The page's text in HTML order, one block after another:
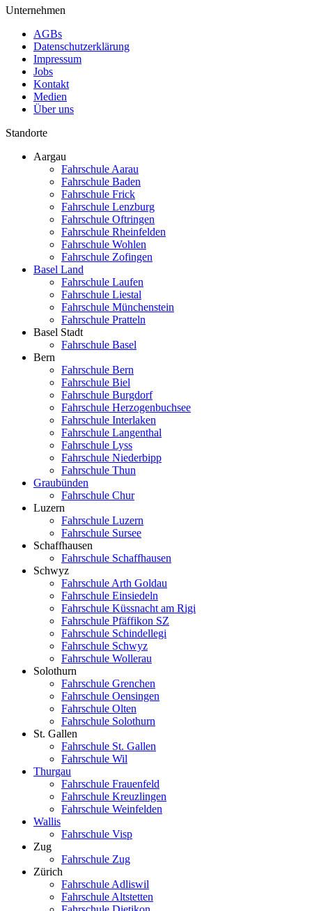
Unternehmen
AGBs
Datenschutzerklärung
Impressum
Jobs
Kontakt
Medien
Über uns
Standorte
Aargau
Fahrschule Aarau
Fahrschule Baden
Fahrschule Frick
Fahrschule Lenzburg
Fahrschule Oftringen
Fahrschule Rheinfelden
Fahrschule Wohlen
Fahrschule Zofingen
Basel Land
Fahrschule Laufen
Fahrschule Liestal
Fahrschule Münchenstein
Fahrschule Pratteln
Basel Stadt
Fahrschule Basel
Bern
Fahrschule Bern
Fahrschule Biel
Fahrschule Burgdorf
Fahrschule Herzogenbuchsee
Fahrschule Interlaken
Fahrschule Langenthal
Fahrschule Lyss
Fahrschule Niederbipp
Fahrschule Thun
Graubünden
Fahrschule Chur
Luzern
Fahrschule Luzern
Fahrschule Sursee
Schaffhausen
Fahrschule Schaffhausen
Schwyz
Fahrschule Arth Goldau
Fahrschule Einsiedeln
Fahrschule Küssnacht am Rigi
Fahrschule Pfäffikon SZ
Fahrschule Schindellegi
Fahrschule Schwyz
Fahrschule Wollerau
Solothurn
Fahrschule Grenchen
Fahrschule Oensingen
Fahrschule Olten
Fahrschule Solothurn
St. Gallen
Fahrschule St. Gallen
Fahrschule Wil
Thurgau
Fahrschule Frauenfeld
Fahrschule Kreuzlingen
Fahrschule Weinfelden
Wallis
Fahrschule Visp
Zug
Fahrschule Zug
Zürich
Fahrschule Adliswil
Fahrschule Altstetten